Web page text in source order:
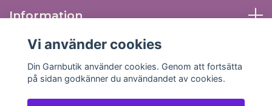
Information
Sociala medier
Vi använder cookies
Din Garnbutik använder cookies. Genom att fortsätta
på sidan godkänner du användandet av cookies.